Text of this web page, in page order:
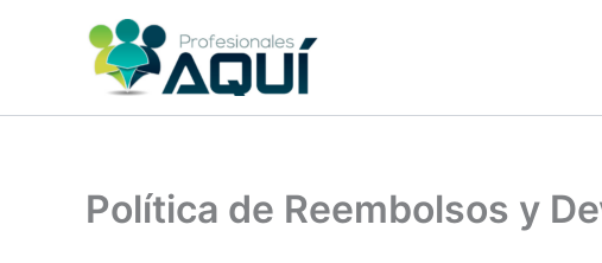
Política de Reembolsos y